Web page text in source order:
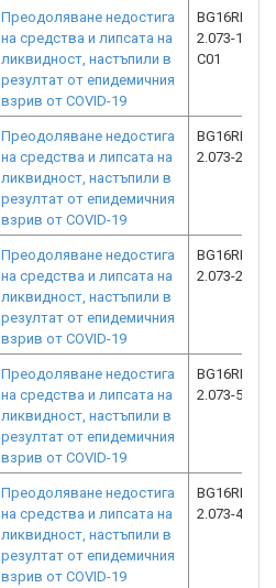
Преодоляване недостига
на средства и липсата на
ликвидност, настъпили в
резултат от епидемичния
взрив от COVID-19
2.073-
C01
Преодоляване недостига
на средства и липсата на
ликвидност, настъпили в
резултат от епидемичния
взрив от COVID-19
2.073-2590-
Преодоляване недостига
на средства и липсата на
ликвидност, настъпили в
резултат от епидемичния
взрив от COVID-19
2.073-2962-
Преодоляване недостига
на средства и липсата на
ликвидност, настъпили в
резултат от епидемичния
взрив от COVID-19
2.073-5346-
Преодоляване недостига
на средства и липсата на
ликвидност, настъпили в
резултат от епидемичния
взрив от COVID-19
2.073-4580-